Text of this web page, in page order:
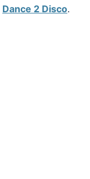
Dance 2 Disco.